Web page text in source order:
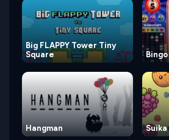
Big FLAPPY Tower Tiny
Square
Bingo
Hangman